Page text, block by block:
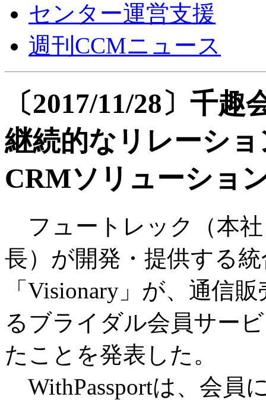
センター運営支援
週刊CCMニュース
〔2017/11/28〕千
継続的なリレーシ
CRMソリューショ
フュートレック（本社
長）が開発・提供する
「Visionary」が、通信
るブライダル会員サー
たことを発表した。
WithPassportは、会員